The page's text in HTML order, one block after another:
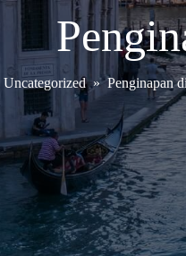
Uncategorized » Penginapan